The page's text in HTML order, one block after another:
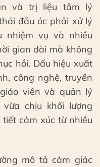
và trị liệu tâm lý
đầu óc phải xử lý
nhiệm vụ và nhiều
gian dài mà không
hồi. Dấu hiệu xuất
công nghệ, truyền
viên và quản lý
chịu khối lượng
cảm xúc từ nhiều
mô tả cảm giác